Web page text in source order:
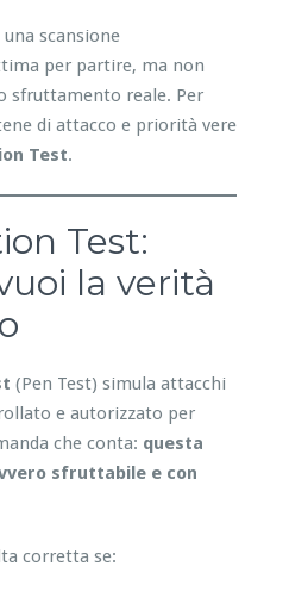
una scansione
per partire, ma non
sfruttamento reale. Per
di attacco e priorità vere
Test.
Test:
la verità
(Pen Test) simula attacchi
e autorizzato per
che conta: questa
sfruttabile e con
corretta se: